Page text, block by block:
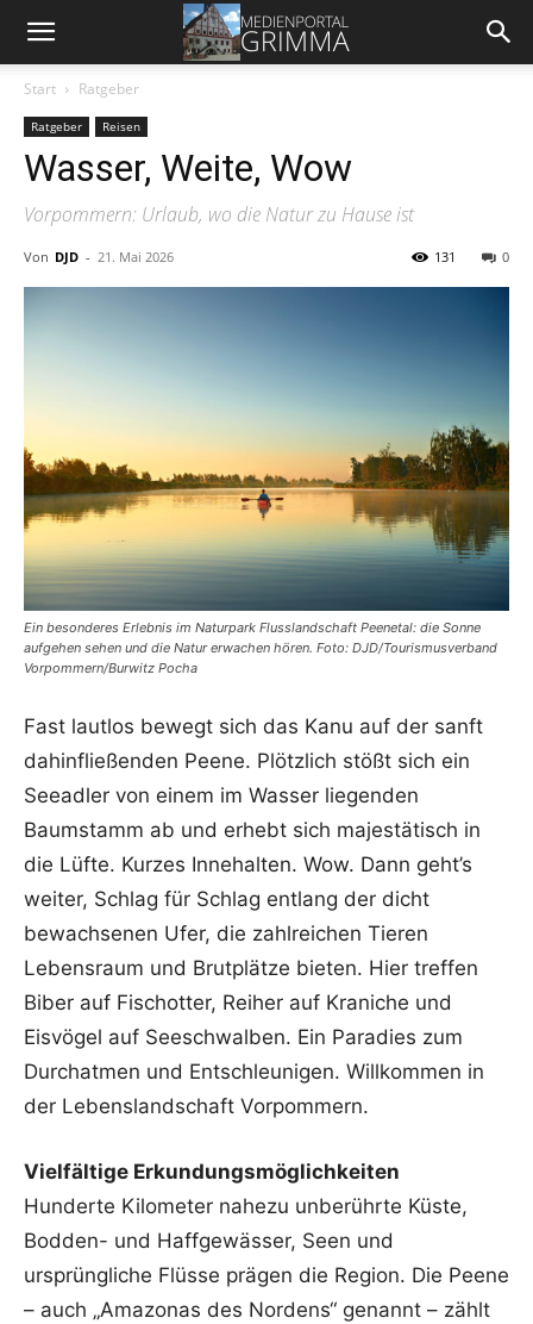
Start Ratgeber
Ratgeber Reisen
Wasser, Weite, Wow
Vorpommern: Urlaub, wo die Natur zu Hause ist
Von DJD - 21. Mai 2026 0
131
Ein besonderes Erlebnis im Naturpark Flusslandschaft Peenetal: die Sonne
aufgehen sehen und die Natur erwachen hören. Foto: DJD/Tourismusverband
Vorpommern/Burwitz Pocha
Fast lautlos bewegt sich das Kanu auf der sanft
dahinfließenden Peene. Plötzlich stößt sich ein
Seeadler von einem im Wasser liegenden
Baumstamm ab und erhebt sich majestätisch in
die Lüfte. Kurzes Innehalten. Wow. Dann geht’s
weiter, Schlag für Schlag entlang der dicht
bewachsenen Ufer, die zahlreichen Tieren
Lebensraum und Brutplätze bieten. Hier treffen
Biber auf Fischotter, Reiher auf Kraniche und
Eisvögel auf Seeschwalben. Ein Paradies zum
Durchatmen und Entschleunigen. Willkommen in
der Lebenslandschaft Vorpommern.
Vielfältige Erkundungsmöglichkeiten
Hunderte Kilometer nahezu unberührte Küste,
Bodden- und Haffgewässer, Seen und
ursprüngliche Flüsse prägen die Region. Die Peene
– auch „Amazonas des Nordens“ genannt – zählt